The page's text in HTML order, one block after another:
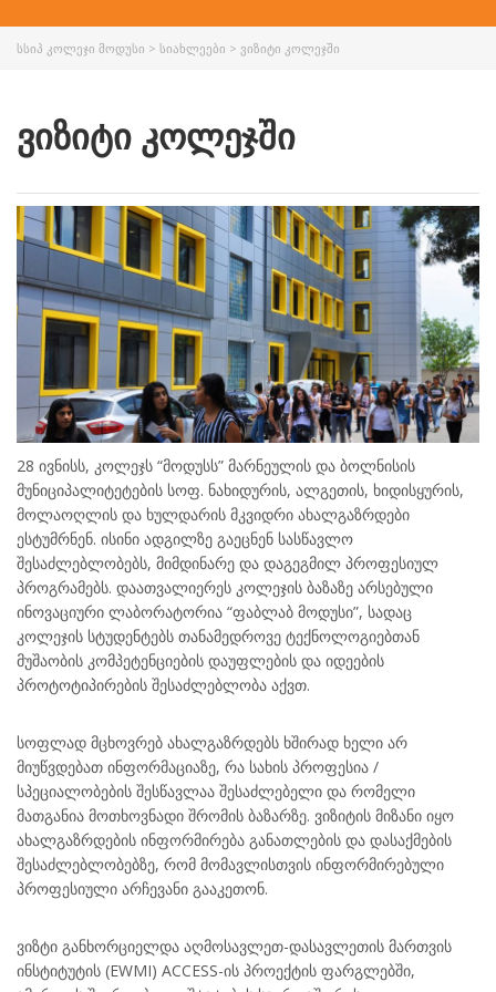
ᲡᲡᲘᲞ ᲙᲝᲚᲔᲯᲘ ᲛᲝᲓᲣᲡᲘ > ᲡᲘᲐᲮᲚᲔᲔᲑᲘ > ᲕᲘᲖᲘᲢᲘ ᲙᲝᲚᲔᲯᲨᲘ
ᲕᲘᲖᲘᲢᲘ ᲙᲝᲚᲔᲯᲨᲘ
28 ივნისს, კოლეჯს “მოდუსს” მარნეულის და ბოლნისის
მუნიციპალიტეტების სოფ. ნახიდურის, ალგეთის, ხიდისყურის,
მოლაოღლის და ხულდარის მკვიდრი ახალგაზრდები
ესტუმრნენ. ისინი ადგილზე გაეცნენ სასწავლო
შესაძლებლობებს, მიმდინარე და დაგეგმილ პროფესიულ
პროგრამებს. დაათვალიერეს კოლეჯის ბაზაზე არსებული
ინოვაციური ლაბორატორია “ფაბლაბ მოდუსი”, სადაც
კოლეჯის სტუდენტებს თანამედროვე ტექნოლოგიებთან
მუშაობის კომპეტენციების დაუფლების და იდეების
პროტოტიპირების შესაძლებლობა აქვთ.
სოფლად მცხოვრებ ახალგაზრდებს ხშირად ხელი არ
მიუწვდებათ ინფორმაციაზე, რა სახის პროფესია /
სპეციალობების შესწავლაა შესაძლებელი და რომელი
მათგანია მოთხოვნადი შრომის ბაზარზე. ვიზიტის მიზანი იყო
ახალგაზრდების ინფორმირება განათლების და დასაქმების
შესაძლებლობებზე, რომ მომავლისთვის ინფორმირებული
პროფესიული არჩევანი გააკეთონ.
ვიზტი განხორციელდა აღმოსავლეთ-დასავლეთის მართვის
ინსტიტუტის (EWMI) ACCESS-ის პროექტის ფარგლებში,